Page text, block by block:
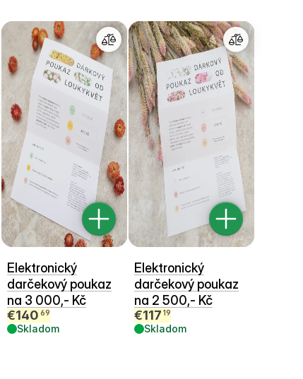
Elektronický
darčekový poukaz
na 3 000,- Kč
€140 69
Skladom
Elektronický
darčekový poukaz
na 2 500,- Kč
€117 19
Skladom